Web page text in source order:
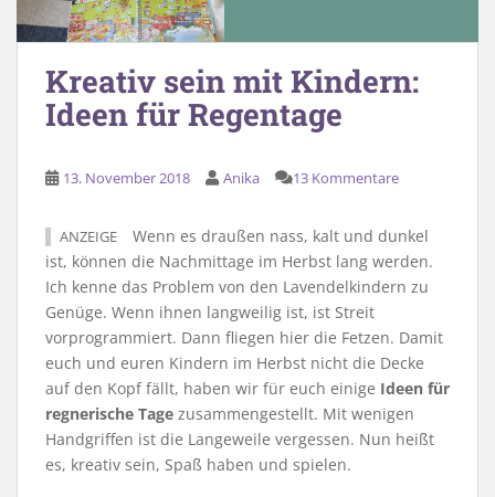
Kreativ sein mit Kindern:
Ideen für Regentage
13. November 2018 Anika 13 Kommentare
ANZEIGE
Wenn es draußen nass, kalt und dunkel
ist, können die Nachmittage im Herbst lang werden.
Ich kenne das Problem von den Lavendelkindern zu
Genüge. Wenn ihnen langweilig ist, ist Streit
vorprogrammiert. Dann fliegen hier die Fetzen. Damit
euch und euren Kindern im Herbst nicht die Decke
auf den Kopf fällt, haben wir für euch einige Ideen für
regnerische Tage zusammengestellt. Mit wenigen
Handgriffen ist die Langeweile vergessen. Nun heißt
es, kreativ sein, Spaß haben und spielen.